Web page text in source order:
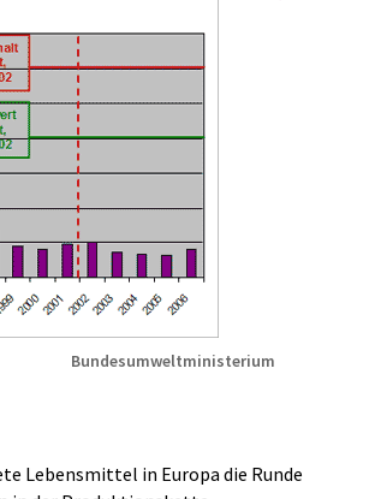
Bundesumweltministerium
Lebensmittel in Europa die Runde